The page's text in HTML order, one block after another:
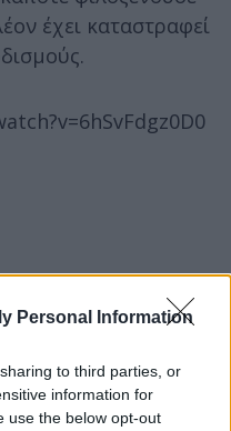
Personal Information
to third parties, or
information for
use the below opt-out
έχει καταστραφεί